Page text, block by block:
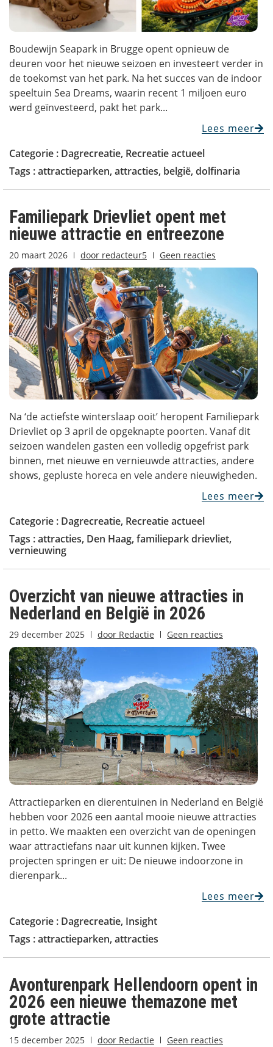
Boudewijn Seapark in Brugge opent opnieuw de
deuren voor het nieuwe seizoen en investeert verder in
de toekomst van het park. Na het succes van de indoor
speeltuin Sea Dreams, waarin recent 1 miljoen euro
werd geïnvesteerd, pakt het park...
Lees meer
Categorie : Dagrecreatie, Recreatie actueel
Tags :attractieparken, attracties, belgië, dolfinaria
Familiepark Drievliet opent met
nieuwe attractie en entreezone
20 maart 2026 door redacteur5 Geen reacties
Na ‘de actiefste winterslaap ooit’ heropent Familiepark
Drievliet op 3 april de opgeknapte poorten. Vanaf dit
seizoen wandelen gasten een volledig opgefrist park
binnen, met nieuwe en vernieuwde attracties, andere
shows, gepluste horeca en vele andere nieuwigheden.
Lees meer
Categorie : Dagrecreatie, Recreatie actueel
Tags :attracties, Den Haag, familiepark drievliet,
vernieuwing
Overzicht van nieuwe attracties in
Nederland en België in 2026
29 december 2025 door Redactie Geen reacties
Attractieparken en dierentuinen in Nederland en België
hebben voor 2026 een aantal mooie nieuwe attracties
in petto. We maakten een overzicht van de openingen
waar attractiefans naar uit kunnen kijken. Twee
projecten springen er uit: De nieuwe indoorzone in
dierenpark...
Lees meer
Categorie : Dagrecreatie, Insight
Tags :attractieparken, attracties
Avonturenpark Hellendoorn opent in
2026 een nieuwe themazone met
grote attractie
15 december 2025 door Redactie Geen reacties